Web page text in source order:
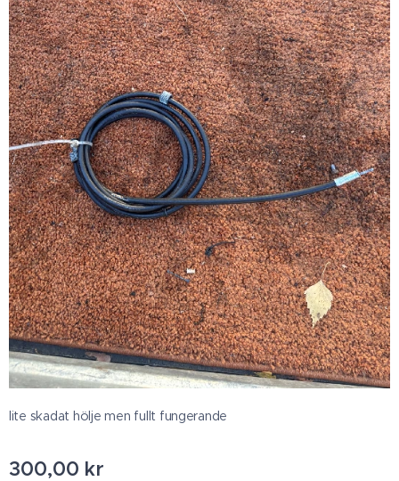
lite skadat hölje men fullt fungerande
300,00 kr